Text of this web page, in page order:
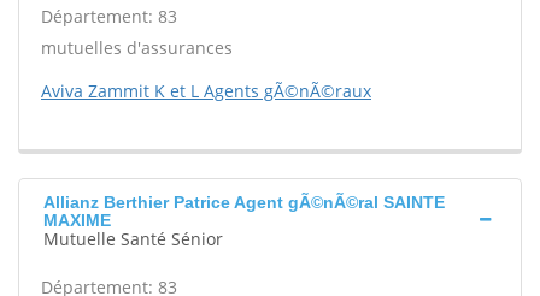
Département: 83
mutuelles d'assurances
Aviva Zammit K et L Agents gÃ©nÃ©raux
Allianz Berthier Patrice Agent gÃ©nÃ©ral SAINTE
MAXIME
Mutuelle Santé Sénior
Département: 83